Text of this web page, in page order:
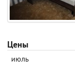
Цены
июль